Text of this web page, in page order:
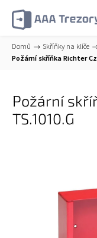
Domů / Skříňky na klíče /
Požární skříňka Richter
Požární
TS.1010.G